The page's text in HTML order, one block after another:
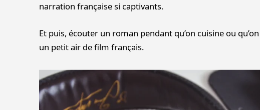
narration française si captivants.
Et puis, écouter un roman pendant qu’on cuisine ou
un petit air de film français.